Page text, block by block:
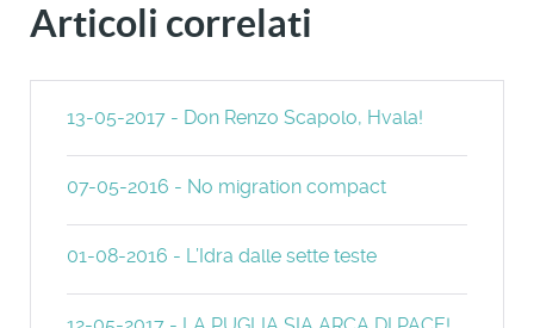
Articoli correlati
13-05-2017 - Don Renzo Scapolo, Hvala!
07-05-2016 - No migration compact
01-08-2016 - L’Idra dalle sette teste